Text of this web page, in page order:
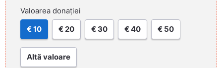
Valoarea donației
€ 10 € 20 € 30 € 40 € 50
Altă valoare